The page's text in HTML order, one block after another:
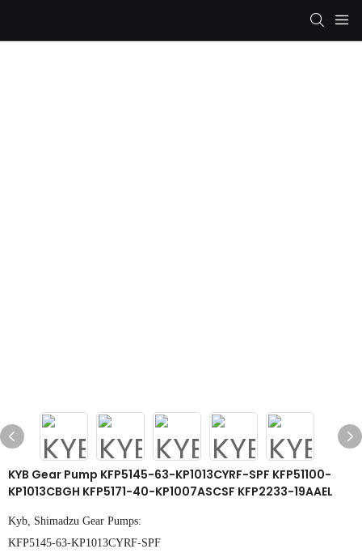
KYB Gear Pump KFP5145-63-KP1013CYRF-SPF KFP51100-
KP1013CBGH KFP5171-40-KP1007ASCSF KFP2233-19AAEL
Kyb, Shimadzu Gear Pumps:
KFP5145-63-KP1013CYRF-SPF